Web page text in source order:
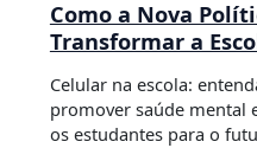
Como a Nova
Transformar a
Celular na escola:
promover saúde mental
os estudantes para o